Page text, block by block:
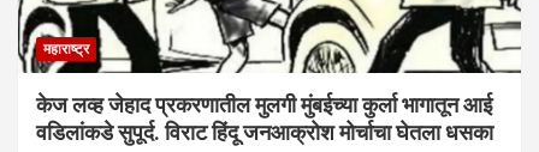
महाराष्ट्र
केज लव्ह जेहाद प्रकरणातील मुलगी मुंबईच्या कुर्ला भागातून आई
वडिलांकडे सुपूर्द. विराट हिंदू जनआक्रोश मोर्चाचा घेतला धसका